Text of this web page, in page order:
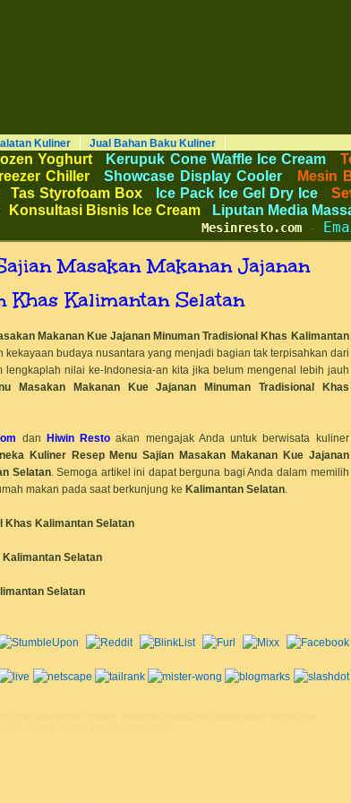
Food and Beverage. Distributor Agen Jual Aneka Mesin dan Bahan Baku Ice Cream Es Krim Gelato Frozen Yoghurt.
Kewirausahaan Peluang Usaha Bisnis UKM. Tips Resep Cara Memasak Membuat Jajanan Masakan Makanan
Kuliner Jual Bahan Baku Kuliner
Yoghurt - Kerupuk Cone Waffle Ice Cream -
Chiller-Showcase Display Cooler - Mesin
- Tas Styrofoam Box - Ice Pack Ice Gel Dry Ice -
- Konsultasi Bisnis Ice Cream - Liputan Media
Mesinresto.com-
Masakan Makanan Jajanan
Khas Kalimantan Selatan
Makanan Kue Jajanan Minuman Tradisional Khas Kalimantan
budaya nusantara yang menjadi bagian tak terpisahkan dari
lengkaplah nilai ke-Indonesia-an kita jika belum mengenal lebih jauh
Masakan Makanan Kue Jajanan Minuman Tradisional Khas
dan Hiwin Resto akan mengajak Anda untuk berwisata kuliner
Kuliner Resep MenuSajian Masakan Makanan Kue Jajanan
Selatan. Semoga artikel ini dapat berguna bagi Anda dalam memilih
makan pada saat berkunjung ke Kalimantan Selatan.
Khas Kalimantan Selatan
Kalimantan Selatan
Selatan